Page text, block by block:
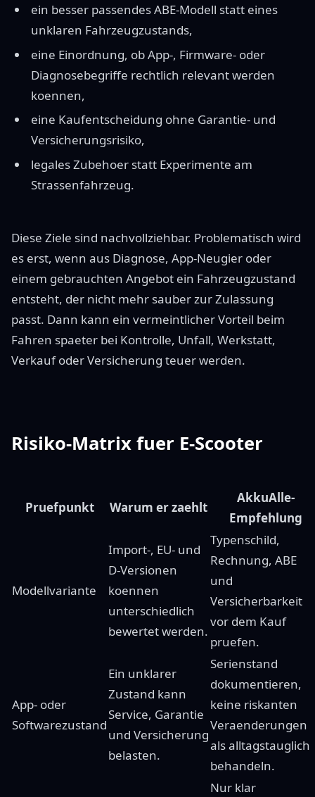
ein besser passendes ABE-Modell statt eines
unklaren Fahrzeugzustands,
eine Einordnung, ob App-, Firmware- oder
Diagnosebegriffe rechtlich relevant werden
koennen,
eine Kaufentscheidung ohne Garantie- und
Versicherungsrisiko,
legales Zubehoer statt Experimente am
Strassenfahrzeug.
Diese Ziele sind nachvollziehbar. Problematisch wird
es erst, wenn aus Diagnose, App-Neugier oder
einem gebrauchten Angebot ein Fahrzeugzustand
entsteht, der nicht mehr sauber zur Zulassung
passt. Dann kann ein vermeintlicher Vorteil beim
Fahren spaeter bei Kontrolle, Unfall, Werkstatt,
Verkauf oder Versicherung teuer werden.
Risiko-Matrix fuer E-Scooter
Pruefpunkt Warum er zaehlt
AkkuAlle-
Empfehlung
Modellvariante
Import-, EU- und
D-Versionen
koennen
unterschiedlich
bewertet werden.
Typenschild,
Rechnung, ABE
und
Versicherbarkeit
vor dem Kauf
pruefen.
App- oder
Softwarezustand
Ein unklarer
Zustand kann
Service, Garantie
und Versicherung
belasten.
Serienstand
dokumentieren,
keine riskanten
Veraenderungen
als alltagstauglich
behandeln.
Nur klar